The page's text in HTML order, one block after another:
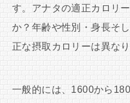
す。アナタの適正カロリ
か？年齢や性別・身長そ
正な摂取カロリーは異なり
一般的には、1600から